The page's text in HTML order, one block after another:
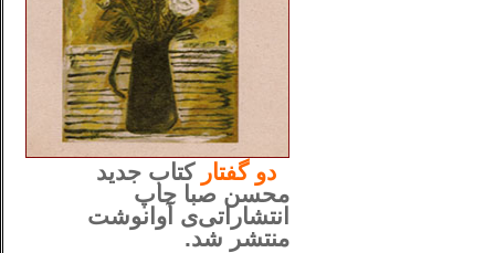
دوگفتار کتاب جدید
محسن صبا چاپ
انتشاراتی‌ی آوانوشت
منتشر شد.